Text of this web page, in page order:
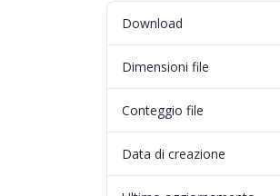
Download
Dimensioni file
Conteggio file
Data di creazione